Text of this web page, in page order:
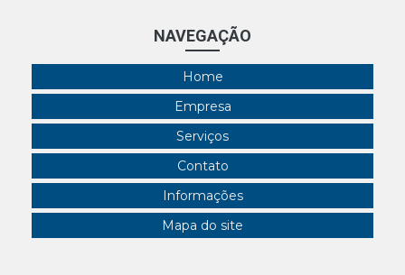
NAVEGAÇÃO
Home
Empresa
Serviços
Contato
Informações
Mapa do site